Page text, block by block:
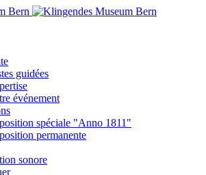
guidées
événement
spéciale "Anno 1811"
permanente
sonore